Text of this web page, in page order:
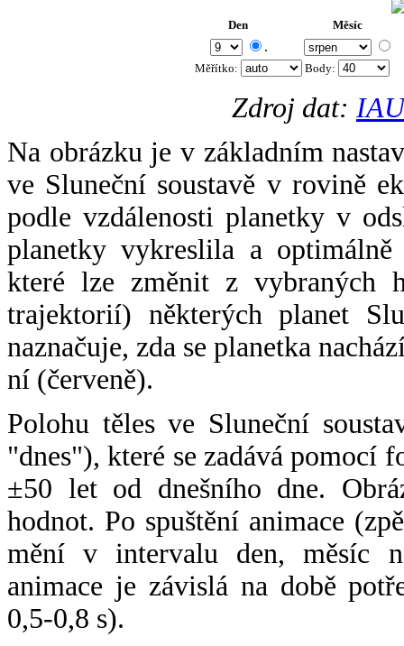
Den Měsíc
.
Měřítko: Body:
Zdroj dat:
Na obrázku je v základním
ve Sluneční soustavě v rovině
podle vzdálenosti planetky v
planetky vykreslila a
které lze změnit z vybraných
trajektorií) některých planet
naznačuje, zda se planetka
ní (červeně).
Polohu těles ve Sluneční
"dnes"), které se zadává pomocí
±50 let od dnešního dne.
hodnot. Po spuštění animace
mění v intervalu den, měsíc
animace je závislá na době
0,5-0,8 s).